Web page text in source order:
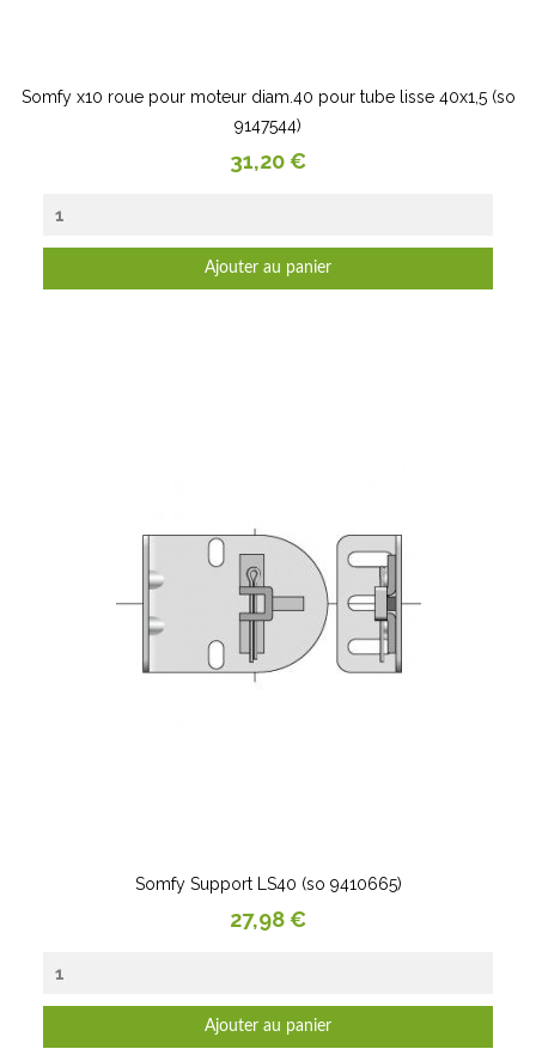
Somfy x10 roue pour moteur diam.40 pour tube lisse 40x1,5 (so
9147544)
Prix
31,20 €
Ajouter au panier
Somfy Support LS40 (so 9410665)
Prix
27,98 €
Ajouter au panier